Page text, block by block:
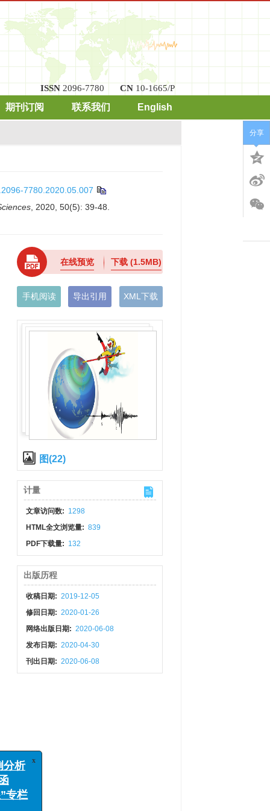
ISSN 2096-7780 CN 10-1665/P
期刊订阅 联系我们 English
7780.2020.05.007
, 2020, 50(5): 39-48.
在线预览 下载(1.5MB)
手机阅读 导出引用 XML下载
图(22)
计量
文章访问数: 1298
HTML全文浏览量: 839
PDF下载量: 132
出版历程
收稿日期: 2019-12-05
修回日期: 2020-01-26
网络出版日期: 2020-06-08
发布日期: 2020-04-30
刊出日期: 2020-06-08
分享